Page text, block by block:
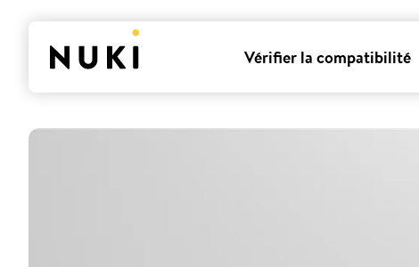
Vérifier la compatibilité